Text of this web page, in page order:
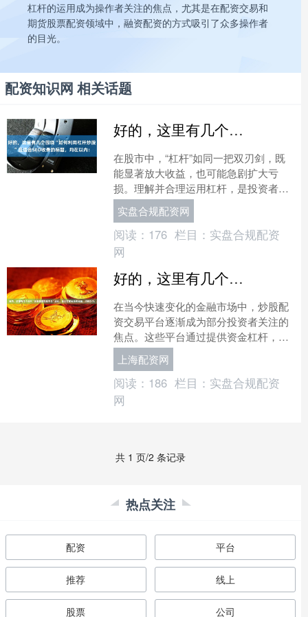
杠杆的运用成为操作者关注的焦点，尤其是在配资交易和
期货股票配资领域中，融资配资的方式吸引了众多操作者
的目光。
配资知识网 相关话题
好的，这里有几个围绕“如何利用杠杆炒股”且适合SEO收录的标题，均在以内：
在股市中，“杠杆”如同一把双刃剑，既
能显著放大收益，也可能急剧扩大亏
损。理解并合理运用杠杆，是投资者从
初级阶段向进阶迈进的关键一步。本文
将深入探讨杠杆炒股的原理....
实盘合规配资网
阅读： 176 栏目： 实盘合规配资
网
好的，这里有几个针对“炒股配资交易平台”优化、适合百度收录的标题，均在以内：
在当今快速变化的金融市场中，炒股配
资交易平台逐渐成为部分投资者关注的
焦点。这些平台通过提供资金杠杆，承
诺放大投资者的交易能力，吸引了不少
寻求快速获利的眼球。然而....
上海配资网
阅读： 186 栏目： 实盘合规配资
网
共 1 页/2 条记录
热点关注
配资 平台
推荐 线上
股票 公司